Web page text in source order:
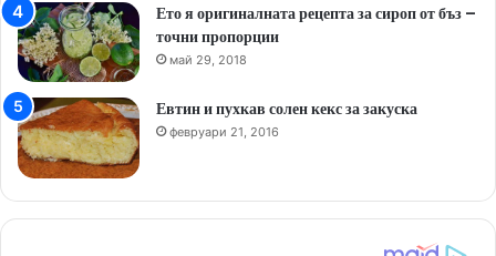
Ето я оригиналната рецепта за сироп от бъз –
точни пропорции
май 29, 2018
Евтин и пухкав солен кекс за закуска
февруари 21, 2016